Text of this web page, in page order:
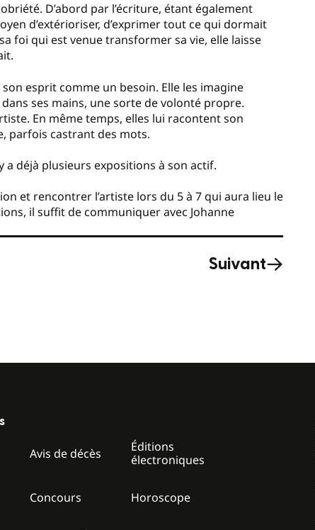
D’abord par l’écriture, étant également
d’extérioriser, d’exprimer tout ce qui dormait
foi qui est venue transformer sa vie, elle laisse
esprit comme un besoin. Elle les imagine
ses mains, une sorte de volonté propre.
En même temps, elles lui racontent son
parfois castrant des mots.
a déjà plusieurs expositions à son actif.
et rencontrer l’artiste lors du 5 à 7 qui aura lieu le
il suffit de communiquer avec Johanne
Suivant
Avis de décès
Éditions
électroniques
Concours Horoscope